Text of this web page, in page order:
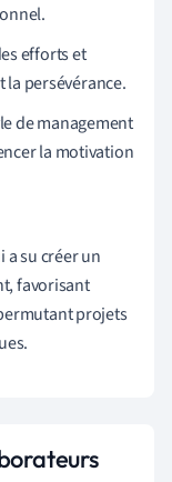
efforts et
persévérance.
de management
la motivation
su créer un
favorisant
projets